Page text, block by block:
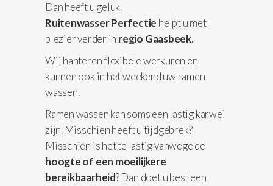
Dan heeft u geluk.
Ruitenwasser Perfectie helpt u met
plezier verder in regio Gaasbeek.
Wij hanteren flexibele werkuren en
kunnen ook in het weekend uw ramen
wassen.
Ramen wassen kan soms een lastig karwei
zijn. Misschien heeft u tijdgebrek?
Misschien is het te lastig vanwege de
hoogte of een moeilijkere
bereikbaarheid? Dan doet u best een